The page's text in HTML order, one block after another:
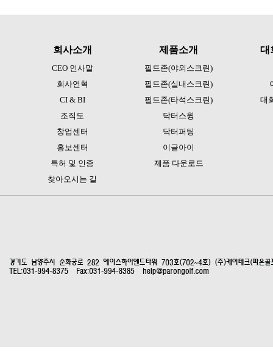
회사소개
CEO 인사말
회사연혁
CI & BI
조직도
창업센터
홍보센터
특허 및 인증
찾아오시는 길
제품소개
필드존(야외스크린)
필드존(실내스크린)
필드존(타석스크린)
닥터스윙
닥터퍼팅
이글아이
제품 다운로드
대
대